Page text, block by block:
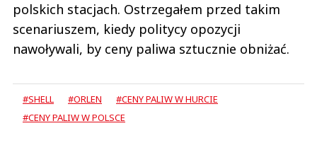
polskich stacjach. Ostrzegałem przed takim
scenariuszem, kiedy politycy opozycji
nawoływali, by ceny paliwa sztucznie obniżać.
#SHELL #ORLEN
#CENY PALIW W HURCIE
#CENY PALIW W POLSCE